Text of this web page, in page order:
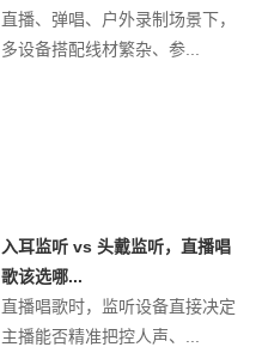
直播、弹唱、户外录制场景下，
多设备搭配线材繁杂、参...
入耳监听 vs 头戴监听，直播唱
歌该选哪...
直播唱歌时，监听设备直接决定
主播能否精准把控人声、...